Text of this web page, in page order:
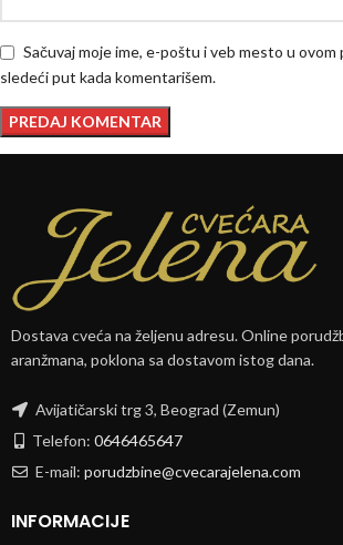
Sačuvaj moje ime, e-poštu i veb mesto u ovom
sledeći put kada komentarišem.
Dostava cveća na željenu adresu. Online
aranžmana, poklona sa dostavom istog dana.
Avijatičarski trg 3, Beograd (Zemun)
Telefon: 0646465647
E-mail: porudzbine@cvecarajelena.com
INFORMACIJE